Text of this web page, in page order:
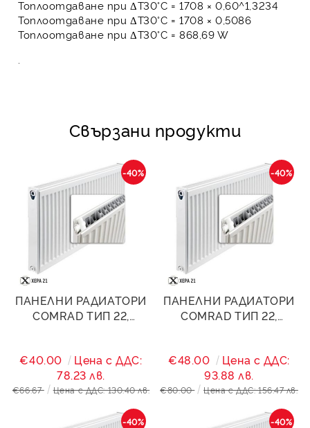
Топлоотдаване при ΔT30°C = 1708 × 0,60^1,3234
Топлоотдаване при ΔT30°C = 1708 × 0,5086
Топлоотдаване при ΔT30°C =868,69 W
Свързани продукти
ПАНЕЛНИ РАДИАТОРИ
COMRAD ТИП 22,
-40%
€40.00
Цена с ДДС:
78.23 лв.
€66.67 Цена с ДДС: 130.40 лв.
ПАНЕЛНИ РАДИАТОРИ
COMRAD ТИП 22,
-40%
€48.00
Цена с ДДС:
93.88 лв.
€80.00 Цена с ДДС: 156.47 лв.
-40% -40%